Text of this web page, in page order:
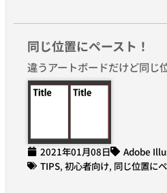
同じ位置にペースト！
違うアートボードだけど同じ
2021年01月08日
Adobe
TIPS, 初心者向け, 同じ位置に